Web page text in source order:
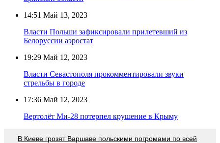
14:51 Май 13, 2023
Власти Польши зафиксировали прилетевший из
Белоруссии аэростат
19:29 Май 12, 2023
Власти Севастополя прокомментировали звуки
стрельбы в городе
17:36 Май 12, 2023
Вертолёт Ми-28 потерпел крушение в Крыму
В Киеве грозят Варшаве польскими погромами по всей